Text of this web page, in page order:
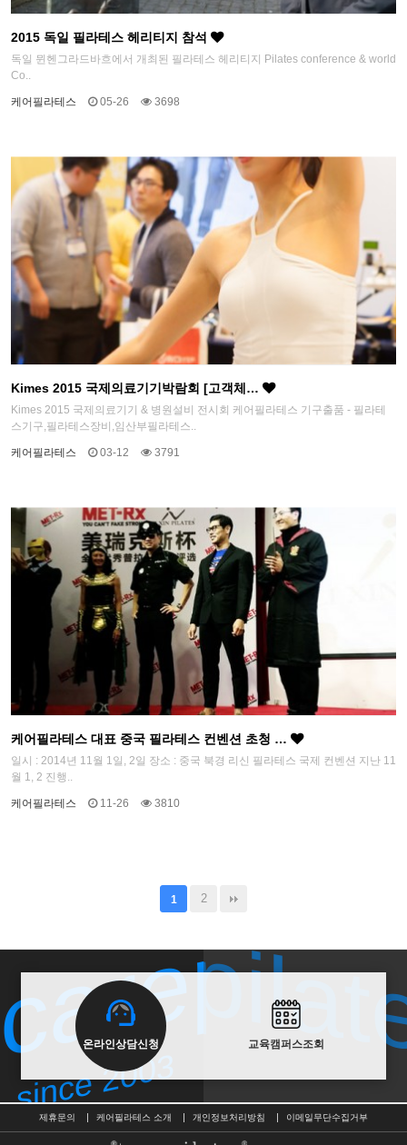
2015 독일 필라테스 헤리티지 참석
독일 뮌헨그라드바흐에서 개최된 필라테스 헤리티지 Pilates conference & world
Co..
케어필라테스 05-26 3698
Kimes 2015 국제의료기기박람회 [고객체…
Kimes 2015 국제의료기기 & 병원설비 전시회 케어필라테스 기구출품 - 필라테
스기구,필라테스장비,임산부필라테스..
케어필라테스 03-12 3791
케어필라테스 대표 중국 필라테스 컨벤션 초청 …
일시 : 2014년 11월 1일, 2일 장소 : 중국 북경 리신 필라테스 국제 컨벤션 지난 11
월 1, 2 진행..
케어필라테스 11-26 3810
1 2
온라인상담신청 교육캠퍼스조회
since 2003
since 2003
제휴문의 케어필라테스 소개 개인정보처리방침 이메일무단수집거부